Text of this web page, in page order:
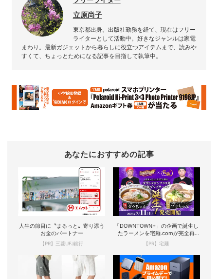
立原尚子
東京都出身。出版社勤務を経て、現在はフリー
ライターとして活動中。好きなジャンルは家電
まわり。最新ガジェットから暮らしに役立つアイテムまで、読みや
すくて、ちょっとためになる記事を目指して執筆中。
あなたにおすすめの記事
人生の節目に〝まるっと〟寄り添う
お金のパートナー
【PR】三菱UFJ銀行
「DOWNTOWN+」の企画で誕生し
たラーメンを宅麺.comが完全再
現！
【PR】宅麺